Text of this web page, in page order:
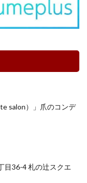
salon）」爪のコンデ
目36-4 札の辻スクエ